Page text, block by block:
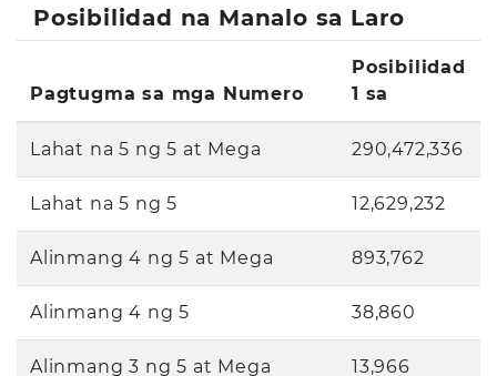
Posibilidad na Manalo sa Laro
Pagtugma sa mga Numero
Posibilidad
1 sa
Lahat na 5 ng 5 at Mega 290,472,336
Lahat na 5 ng 5 12,629,232
Alinmang 4 ng 5 at Mega 893,762
Alinmang 4 ng 5 38,860
Alinmang 3 ng 5 at Mega 13,966